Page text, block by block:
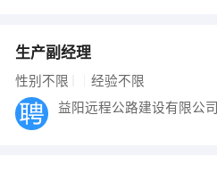
生产副经理
性别不限 经验不限
益阳远程公路建设有限公司